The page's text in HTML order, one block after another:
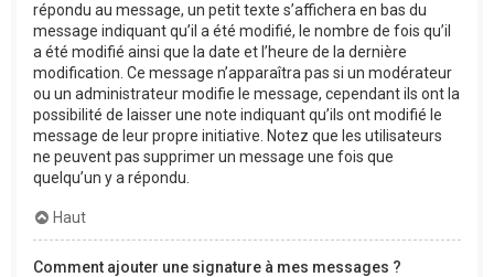
répondu au message, un petit texte s’affichera en bas du
message indiquant qu’il a été modifié, le nombre de fois qu’il
a été modifié ainsi que la date et l’heure de la dernière
modification. Ce message n’apparaîtra pas si un modérateur
ou un administrateur modifie le message, cependant ils ont la
possibilité de laisser une note indiquant qu’ils ont modifié le
message de leur propre initiative. Notez que les utilisateurs
ne peuvent pas supprimer un message une fois que
quelqu’un y a répondu.
Haut
Comment ajouter une signature à mes messages ?